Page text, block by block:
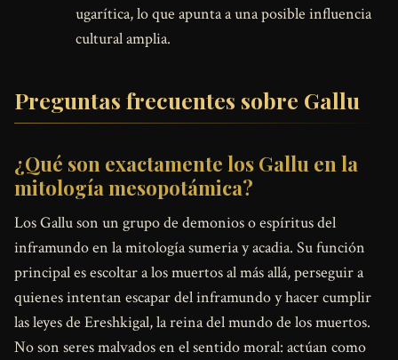
ugarítica, lo que apunta a una posible influencia
cultural amplia.
Preguntas frecuentes sobre Gallu
¿Qué son exactamente los Gallu en la
mitología mesopotámica?
Los Gallu son un grupo de demonios o espíritus del
inframundo en la mitología sumeria y acadia. Su función
principal es escoltar a los muertos al más allá, perseguir a
quienes intentan escapar del inframundo y hacer cumplir
las leyes de Ereshkigal, la reina del mundo de los muertos.
No son seres malvados en el sentido moral: actúan como